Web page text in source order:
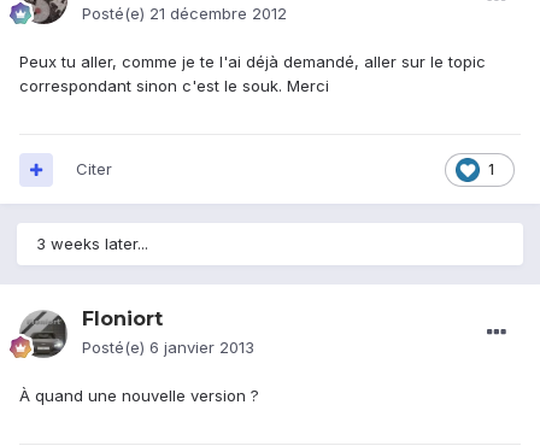
Posté(e) 21 décembre 2012
Peux tu aller, comme je te l'ai déjà demandé, aller sur le topic
correspondant sinon c'est le souk. Merci
1
Citer
3 weeks later...
Floniort
Posté(e) 6 janvier 2013
À quand une nouvelle version ?